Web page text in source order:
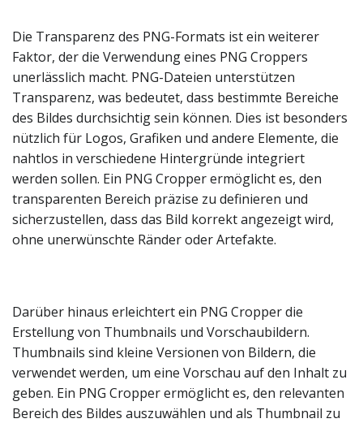
Die Transparenz des PNG-Formats ist ein weiterer
Faktor, der die Verwendung eines PNG Croppers
unerlässlich macht. PNG-Dateien unterstützen
Transparenz, was bedeutet, dass bestimmte Bereiche
des Bildes durchsichtig sein können. Dies ist besonders
nützlich für Logos, Grafiken und andere Elemente, die
nahtlos in verschiedene Hintergründe integriert
werden sollen. Ein PNG Cropper ermöglicht es, den
transparenten Bereich präzise zu definieren und
sicherzustellen, dass das Bild korrekt angezeigt wird,
ohne unerwünschte Ränder oder Artefakte.
Darüber hinaus erleichtert ein PNG Cropper die
Erstellung von Thumbnails und Vorschaubildern.
Thumbnails sind kleine Versionen von Bildern, die
verwendet werden, um eine Vorschau auf den Inhalt zu
geben. Ein PNG Cropper ermöglicht es, den relevanten
Bereich des Bildes auszuwählen und als Thumbnail zu